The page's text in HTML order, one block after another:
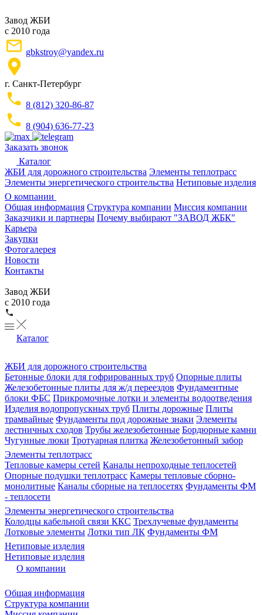
Завод ЖБИ
с 2010 года
gbkstroy@yandex.ru
г. Санкт-Петербург
8 (812) 320-86-87
8 (904) 636-77-23
Заказать звонок
Каталог
ЖБИ для дорожного строительства Элементы теплотрасс
Элементы энергетического строительства Нетиповые изделия
О компании
Общая информация Структура компании Миссия компании
Заказчики и партнеры Почему выбирают "ЗАВОД ЖБК"
Карьера
Закупки
Фотогалерея
Новости
Контакты
Завод ЖБИ
с 2010 года
Каталог
ЖБИ для дорожного строительства
Бетонные блоки для гофрированных труб Опорные плиты
Железобетонные плиты для ж/д переездов Фундаментные
блоки ФБС Прикромочные лотки и элементы водоотведения
Изделия водопропускных труб Плиты дорожные Плиты
трамвайные Фундаменты под дорожные знаки Элементы
лестничных сходов Трубы железобетонные Бордюрные камни
Чугунные люки Тротуарная плитка Железобетонный забор
Элементы теплотрасс
Тепловые камеры сетей Каналы непроходные теплосетей
Опорные подушки теплотрасс Камеры тепловые сборно-
монолитные Каналы сборные на теплосетях Фундаменты ФМ
- теплосети
Элементы энергетического строительства
Колодцы кабельной связи ККС Трехлучевые фундаменты
Лотковые элементы Лотки тип ЛК Фундаменты ФМ
Нетиповые изделия
Нетиповые изделия
О компании
Общая информация
Структура компании